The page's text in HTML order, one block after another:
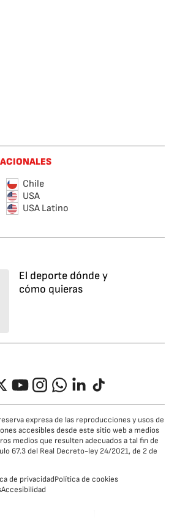
Chile
USA
USA Latino
El deporte dónde y
cómo quieras
YouTubeInstagramWhatsappLinkedIn
TikTok
expresa de las reproducciones y usos de
accesibles desde este sitio web a medios
medios que resulten adecuados a tal fin de
67.3 del Real Decreto-ley 24/2021, de 2 de
de privacidadPolítica de cookies
Accesibilidad